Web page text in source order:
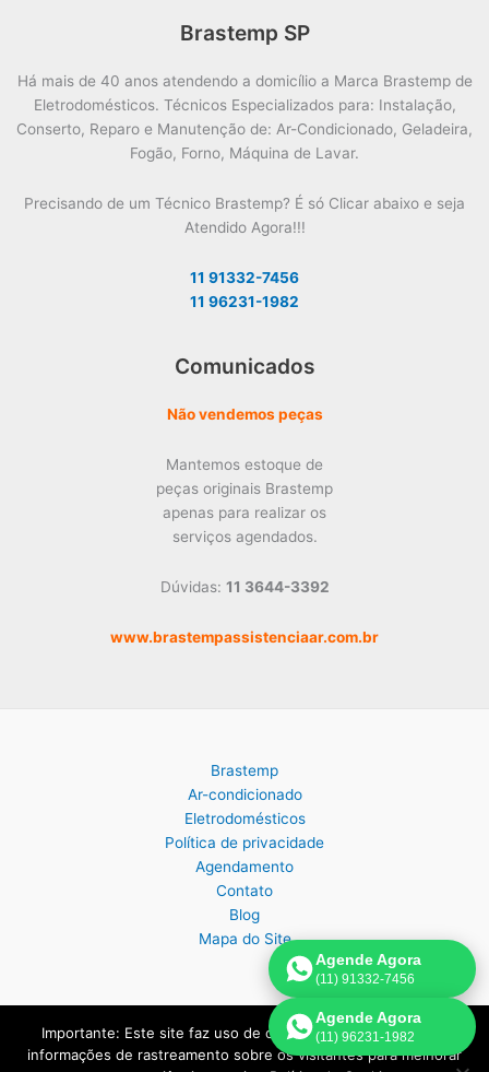
Brastemp SP
Há mais de 40 anos atendendo a domicílio a Marca Brastemp de
Eletrodomésticos. Técnicos Especializados para: Instalação,
Conserto, Reparo e Manutenção de: Ar-Condicionado, Geladeira,
Fogão, Forno, Máquina de Lavar.
Precisando de um Técnico Brastemp? É só Clicar abaixo e seja
Atendido Agora!!!
11 91332-7456
11 96231-1982
Comunicados
Não vendemos peças
Mantemos estoque de
peças originais Brastemp
apenas para realizar os
serviços agendados.
Dúvidas: 11 3644-3392
www.brastempassistenciaar.com.br
Brastemp
Ar-condicionado
Eletrodomésticos
Política de privacidade
Agendamento
Contato
Blog
Mapa do Site
Copyright © 2026 Assistência Técnica Brastemp em São Paulo |
Agende Agora
(11) 91332-7456
Agende Agora
(11) 96231-1982
Importante: Este site faz uso de cookies que podem conter
informações de rastreamento sobre os visitantes para melhorar